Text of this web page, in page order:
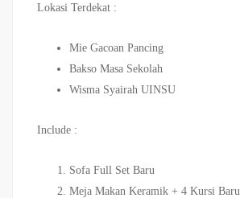
Lokasi Terdekat :
Mie Gacoan Pancing
Bakso Masa Sekolah
Wisma Syairah UINSU
Include :
Sofa Full Set Baru
Meja Makan Keramik + 4 Kursi Baru